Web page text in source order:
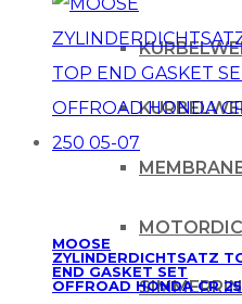
MOOSE
ZYLINDERDICHTSATZ
END GASKET SET
OFFROAD HONDA CR